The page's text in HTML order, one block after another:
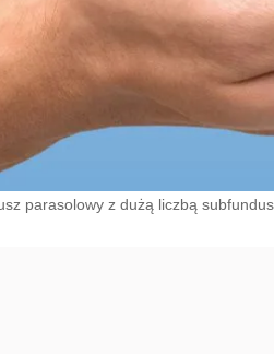
parasolowy z dużą liczbą